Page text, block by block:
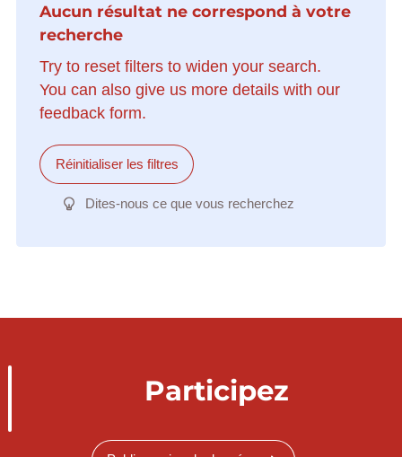
Aucun résultat ne correspond à votre
recherche
Try to reset filters to widen your search.
You can also give us more details with our
feedback form.
Réinitialiser les filtres
Dites-nous ce que vous recherchez
Participez